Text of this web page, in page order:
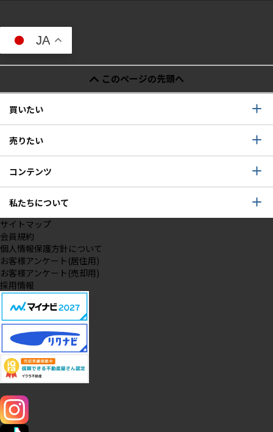
JA
このページの先頭へ
買いたい
売りたい
コンテンツ
私たちについて
サイトマップ
会員規約
個人情報保護方針について
お客様アンケート(居住用)
お客様アンケート(売却用)
採用情報